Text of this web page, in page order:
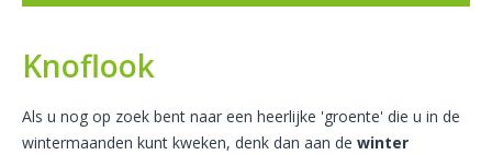
Knoflook
Als u nog op zoek bent naar een heerlijke 'groente' die u in de
wintermaanden kunt kweken, denk dan aan de winter